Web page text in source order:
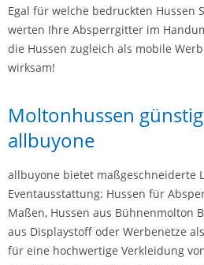
Egal für welche bedruckten Hussen
werten Ihre Absperrgitter im
die Hussen zugleich als mobile
wirksam!
Moltonhussen
allbuyone
allbuyone bietet maßgeschneiderte
Eventausstattung: Hussen für
Maßen, Hussen aus Bühnenmolton
aus Displaystoff oder Werbenetze
für eine hochwertige Verkleidung